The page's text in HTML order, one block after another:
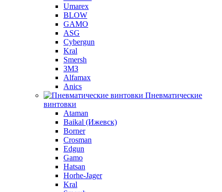
Umarex
BLOW
GAMO
ASG
Cybergun
Kral
Smersh
ЗМЗ
Alfamax
Anics
Пневматические
винтовки
Ataman
Baikal (Ижевск)
Borner
Crosman
Edgun
Gamo
Hatsan
Horhe-Jager
Kral